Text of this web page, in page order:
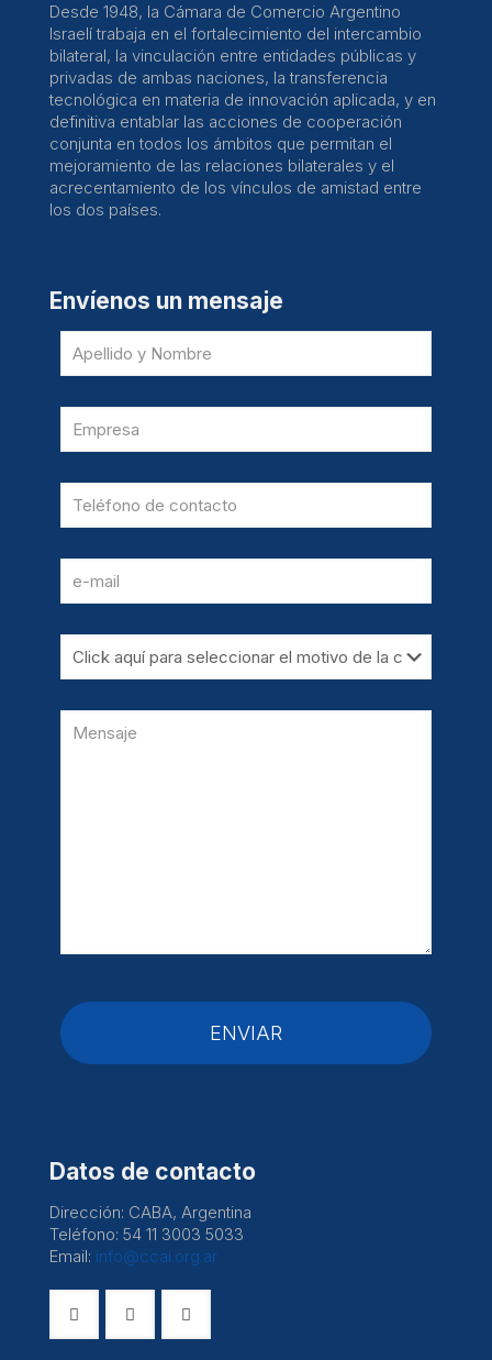
Desde 1948, la Cámara de Comercio Argentino
Israelí trabaja en el fortalecimiento del intercambio
bilateral, la vinculación entre entidades públicas y
privadas de ambas naciones, la transferencia
tecnológica en materia de innovación aplicada, y en
definitiva entablar las acciones de cooperación
conjunta en todos los ámbitos que permitan el
mejoramiento de las relaciones bilaterales y el
acrecentamiento de los vínculos de amistad entre
los dos países.
Envíenos un mensaje
Datos de contacto
Dirección: CABA, Argentina
Teléfono: 54 11 3003 5033
Email: info@ccai.org.ar